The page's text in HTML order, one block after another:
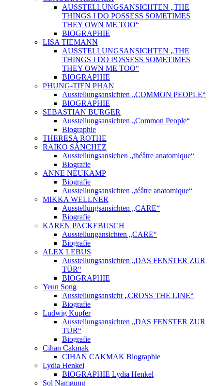
AUSSTELLUNGSANSICHTEN „THE
THINGS I DO POSSESS SOMETIMES
THEY OWN ME TOO“
BIOGRAPHIE
LISA TIEMANN
AUSSTELLUNGSANSICHTEN „THE
THINGS I DO POSSESS SOMETIMES
THEY OWN ME TOO“
BIOGRAPHIE
PHUNG-TIEN PHAN
Ausstellungsansichten „COMMON PEOPLE“
BIOGRAPHIE
SEBASTIAN BURGER
Ausstellungsansichten „Common People“
Biographie
THERESA ROTHE
RAIKO SÁNCHEZ
Ausstellungsansichen „théâtre anatomique“
Biografie
ANNE NEUKAMP
Biografie
Ausstellungsansichten „téâtre anatomique“
MIKKA WELLNER
Ausstellungsansichten „CARE“
Biografie
KAREN PACKEBUSCH
Ausstellungansichten „CARE“
Biografie
ALEX LEBUS
Ausstellungsansichten „DAS FENSTER ZUR
TÜR“
BIOGRAPHIE
Yeun Song
Ausstellungsansicht „CROSS THE LINE“
Biografie
Ludwig Kupfer
Ausstellungsansichten „DAS FENSTER ZUR
TÜR“
Biografie
Cihan Cakmak
CIHAN CAKMAK Biographie
Lydia Henkel
BIOGRAPHIE Lydia Henkel
Sol Namgung